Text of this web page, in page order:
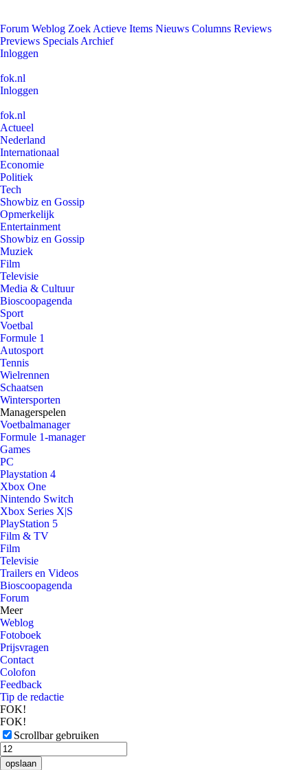
Forum Weblog Zoek Actieve Items Nieuws Columns Reviews
Previews Specials Archief
Inloggen
fok.nl
Inloggen
fok.nl
Actueel
Nederland
Internationaal
Economie
Politiek
Tech
Showbiz en Gossip
Opmerkelijk
Entertainment
Showbiz en Gossip
Muziek
Film
Televisie
Media & Cultuur
Bioscoopagenda
Sport
Voetbal
Formule 1
Autosport
Tennis
Wielrennen
Schaatsen
Wintersporten
Managerspelen
Voetbalmanager
Formule 1-manager
Games
PC
Playstation 4
Xbox One
Nintendo Switch
Xbox Series X|S
PlayStation 5
Film & TV
Film
Televisie
Trailers en Videos
Bioscoopagenda
Forum
Meer
Weblog
Fotoboek
Prijsvragen
Contact
Colofon
Feedback
Tip de redactie
FOK!
FOK!
Scrollbar gebruiken
opslaan